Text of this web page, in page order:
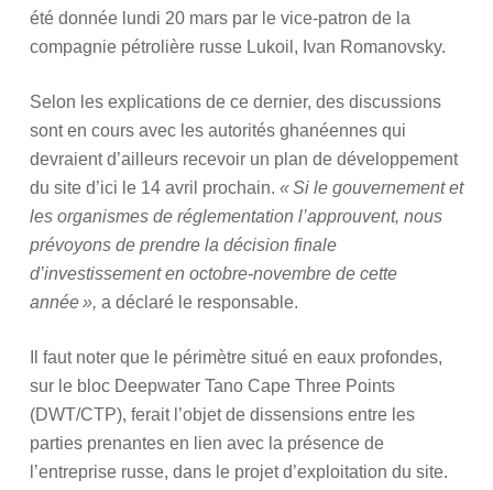
été donnée lundi 20 mars par le vice-patron de la
compagnie pétrolière russe Lukoil, Ivan Romanovsky.
Selon les explications de ce dernier, des discussions
sont en cours avec les autorités ghanéennes qui
devraient d’ailleurs recevoir un plan de développement
du site d’ici le 14 avril prochain. « Si le gouvernement et
les organismes de réglementation l’approuvent, nous
prévoyons de prendre la décision finale
d’investissement en octobre-novembre de cette
année », a déclaré le responsable.
Il faut noter que le périmètre situé en eaux profondes,
sur le bloc Deepwater Tano Cape Three Points
(DWT/CTP), ferait l’objet de dissensions entre les
parties prenantes en lien avec la présence de
l’entreprise russe, dans le projet d’exploitation du site.